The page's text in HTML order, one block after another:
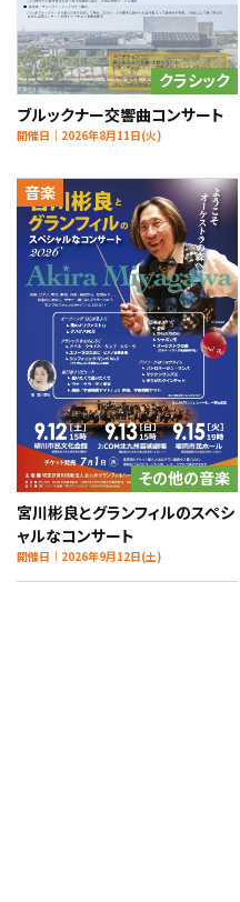
クラシック
ブルックナー交響曲コンサート
開催日｜2026年8月11日(火)
音楽
その他の音楽
宮川彬良とグランフィルのスペシ
ャルなコンサート
開催日｜2026年9月12日(土)